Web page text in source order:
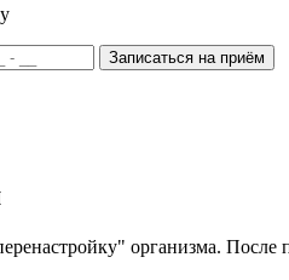
Записаться на приём
организма.